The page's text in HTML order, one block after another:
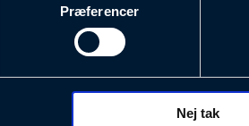
med det formål at optimere
analyser af, hvilke oplysninger der
hvad der klikkes på, sider/indhold
(computer, smartphone mv.) samt de
Præferencer
Nej tak